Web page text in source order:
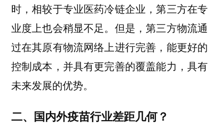
时，相较于专业医药冷链企业，第三方在专
业度上也会稍显不足。但是，第三方物流通
过在其原有物流网络上进行完善，能更好的
控制成本，并具有更完善的覆盖能力，具有
未来发展的优势。
二、国内外疫苗行业差距几何？